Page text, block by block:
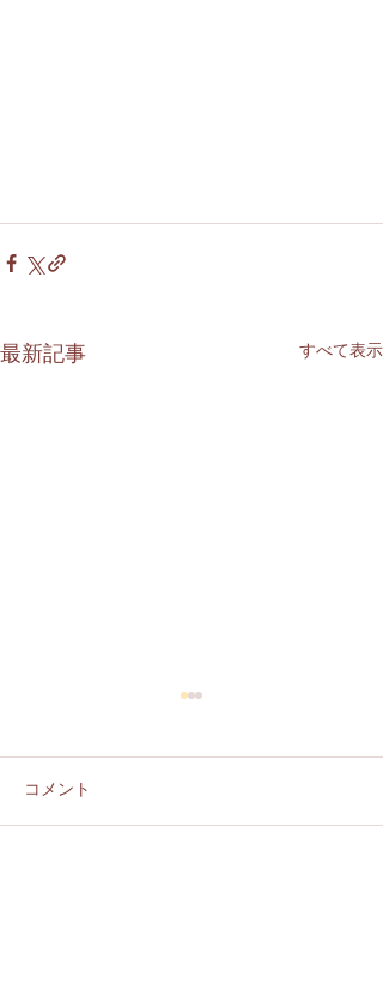
最新記事 すべて表示
コメント